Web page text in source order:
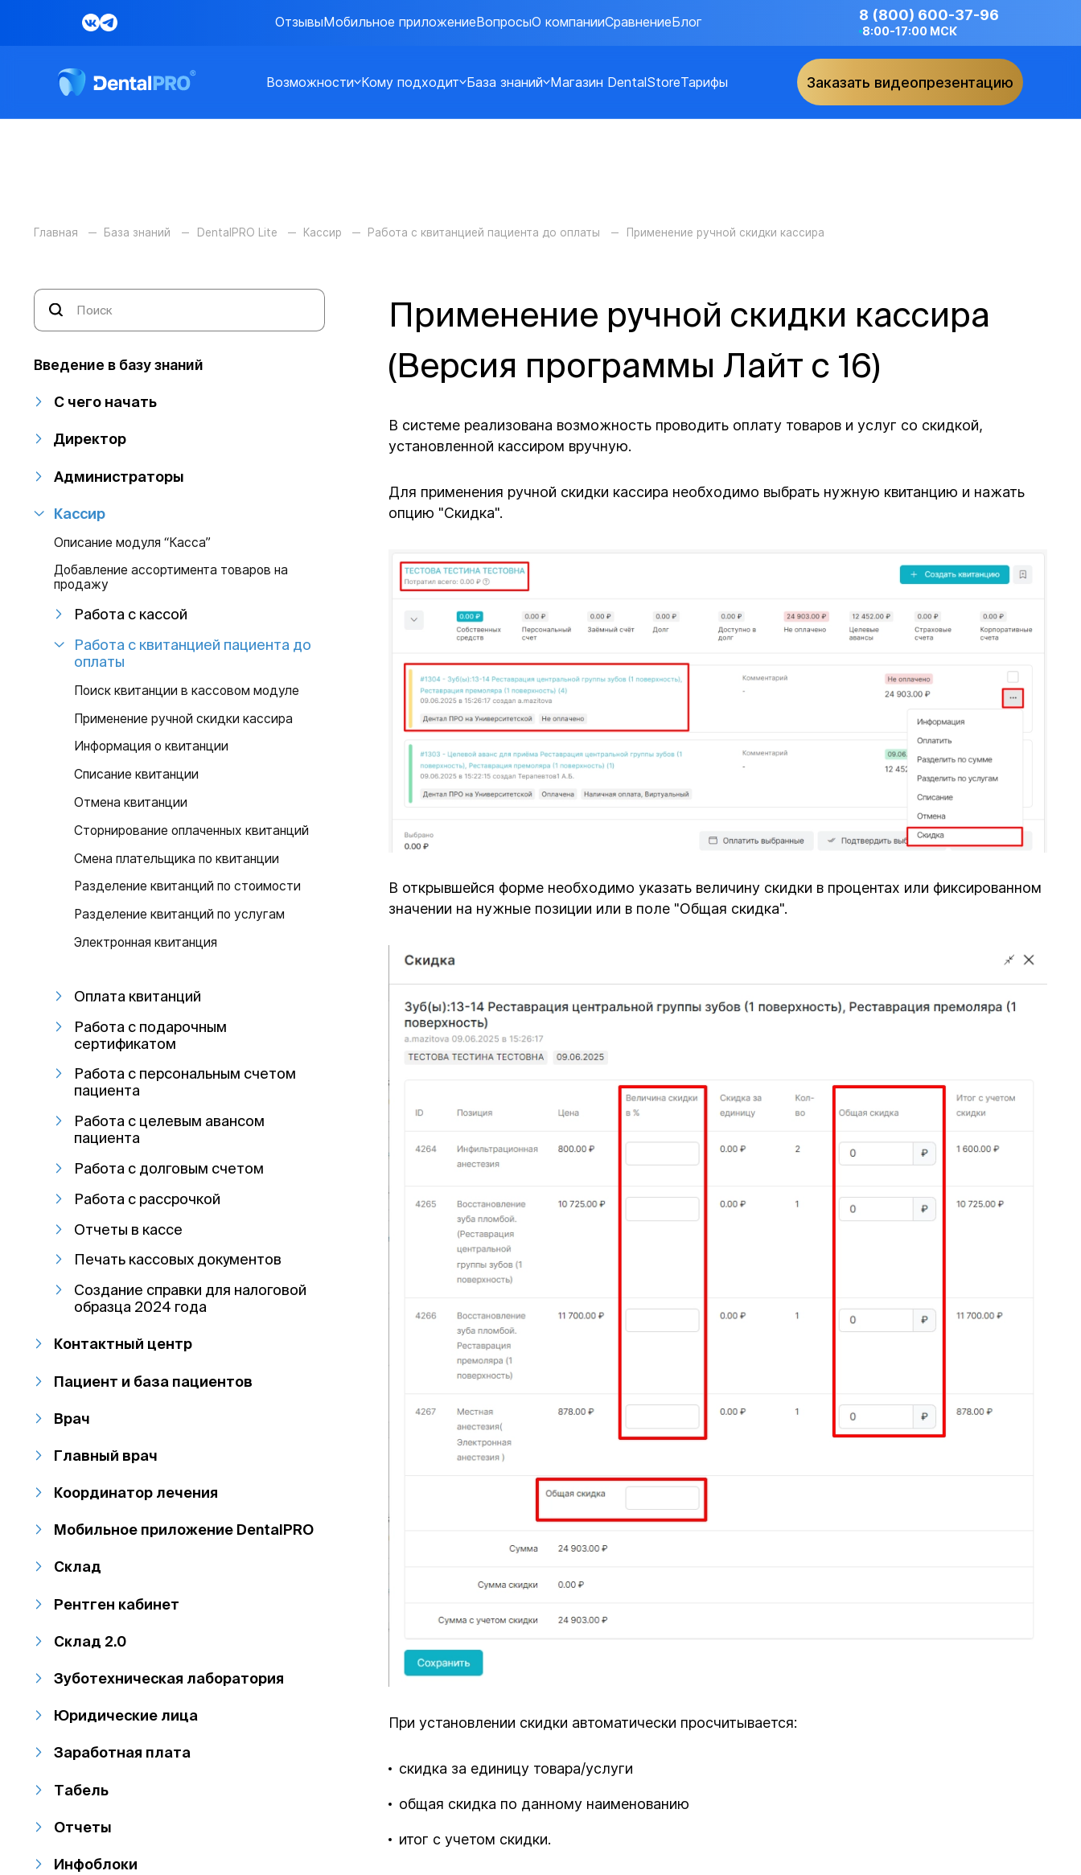
ОтзывыМобильное приложениеВопросыО компанииСравнениеБлог 8 (800) 600-37-96
8:00-17:00 МСК
Возможности Кому подходит База знаний Магазин DentalStoreТарифы Заказать видеопрезентацию
Главная База знаний DentalPRO Lite Кассир Работа с квитанцией пациента до оплаты Применение ручной скидки кассира
Введение в базу знаний
С чего начать
Директор
Администраторы
Кассир
Описание модуля “Касса”
Добавление ассортимента товаров на
продажу
Работа с кассой
Работа с квитанцией пациента до
оплаты
Поиск квитанции в кассовом модуле
Применение ручной скидки кассира
Информация о квитанции
Списание квитанции
Отмена квитанции
Сторнирование оплаченных квитанций
Смена плательщика по квитанции
Разделение квитанций по стоимости
Разделение квитанций по услугам
Электронная квитанция
Оплата квитанций
Работа с подарочным
сертификатом
Работа с персональным счетом
пациента
Работа с целевым авансом
пациента
Работа с долговым счетом
Работа с рассрочкой
Отчеты в кассе
Печать кассовых документов
Создание справки для налоговой
образца 2024 года
Контактный центр
Пациент и база пациентов
Врач
Главный врач
Координатор лечения
Мобильное приложение DentalPRO
Склад
Рентген кабинет
Склад 2.0
Зуботехническая лаборатория
Юридические лица
Заработная плата
Табель
Отчеты
Инфоблоки
Применение ручной скидки кассира
(Версия программы Лайт с 16)
В системе реализована возможность проводить оплату товаров и услуг со скидкой,
установленной кассиром вручную.
Для применения ручной скидки кассира необходимо выбрать нужную квитанцию и нажать
опцию "Скидка".
В открывшейся форме необходимо указать величину скидки в процентах или фиксированном
значении на нужные позиции или в поле "Общая скидка".
При установлении скидки автоматически просчитывается:
скидка за единицу товара/услуги
общая скидка по данному наименованию
итог с учетом скидки.